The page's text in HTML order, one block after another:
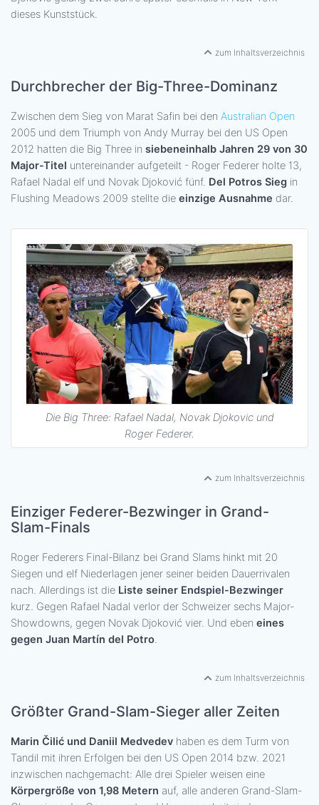
dieses Kunststück.
zum Inhaltsverzeichnis
Durchbrecher der Big-Three-Dominanz
Zwischen dem Sieg von Marat Safin bei den Australian Open
2005 und dem Triumph von Andy Murray bei den US Open
2012 hatten die Big Three in siebeneinhalb Jahren 29 von 30
Major-Titel untereinander aufgeteilt - Roger Federer holte 13,
Rafael Nadal elf und Novak Djoković fünf. Del Potros Sieg in
Flushing Meadows 2009 stellte die einzige Ausnahme dar.
Die Big Three: Rafael Nadal, Novak Djokovic und
Roger Federer.
zum Inhaltsverzeichnis
Einziger Federer-Bezwinger in Grand-
Slam-Finals
Roger Federers Final-Bilanz bei Grand Slams hinkt mit 20
Siegen und elf Niederlagen jener seiner beiden Dauerrivalen
nach. Allerdings ist die Liste seiner Endspiel-Bezwinger
kurz. Gegen Rafael Nadal verlor der Schweizer sechs Major-
Showdowns, gegen Novak Djoković vier. Und eben eines
gegen Juan Martín del Potro.
zum Inhaltsverzeichnis
Größter Grand-Slam-Sieger aller Zeiten
Marin Čilić und Daniil Medvedev haben es dem Turm von
Tandil mit ihren Erfolgen bei den US Open 2014 bzw. 2021
inzwischen nachgemacht: Alle drei Spieler weisen eine
Körpergröße von 1,98 Metern auf, alle anderen Grand-Slam-